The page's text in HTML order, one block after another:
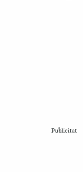
Publicitat